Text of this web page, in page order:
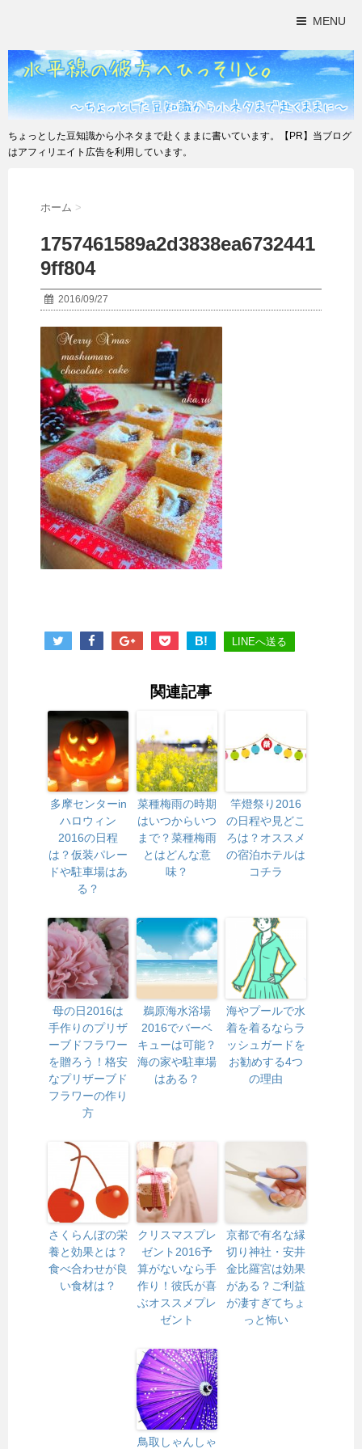
MENU
ちょっとした豆知識から小ネタまで赴くままに書いています。【PR】当ブログ
はアフィリエイト広告を利用しています。
ホーム >
1757461589a2d3838ea6732441
9ff804
2016/09/27
B! LINEへ送る
関連記事
多摩センターin
ハロウィン
2016の日程
は？仮装パレー
ドや駐車場はあ
る？
菜種梅雨の時期
はいつからいつ
まで？菜種梅雨
とはどんな意
味？
竿燈祭り2016
の日程や見どこ
ろは？オススメ
の宿泊ホテルは
コチラ
母の日2016は
手作りのプリザ
ーブドフラワー
を贈ろう！格安
なプリザーブド
フラワーの作り
方
鵜原海水浴場
2016でバーベ
キューは可能？
海の家や駐車場
はある？
海やプールで水
着を着るならラ
ッシュガードを
お勧めする4つ
の理由
さくらんぼの栄
養と効果とは？
食べ合わせが良
い食材は？
クリスマスプレ
ゼント2016予
算がないなら手
作り！彼氏が喜
ぶオススメプレ
ゼント
京都で有名な縁
切り神社・安井
金比羅宮は効果
がある？ご利益
が凄すぎてちょ
っと怖い
鳥取しゃんしゃ